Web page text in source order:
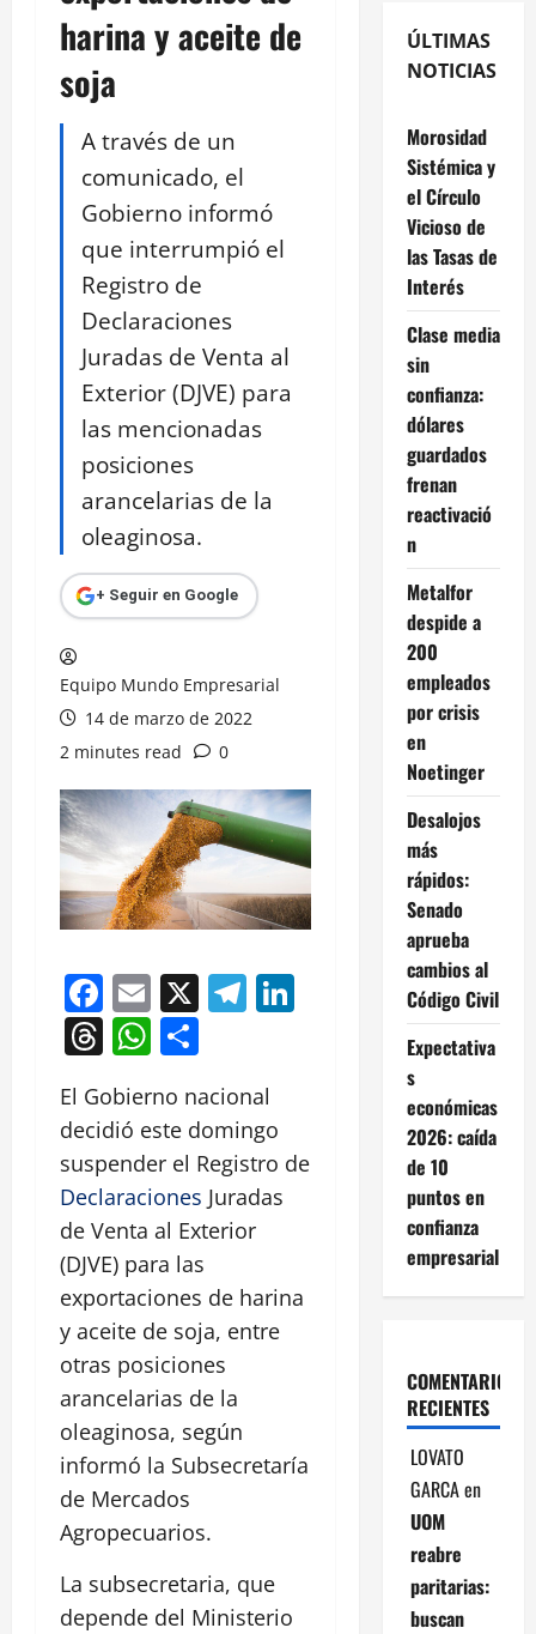
harina y aceite de
soja
A través de un
comunicado, el
Gobierno informó
que interrumpió el
Registro de
Declaraciones
Juradas de Venta al
Exterior (DJVE) para
las mencionadas
posiciones
arancelarias de la
oleaginosa.
+ Seguir en Google
Equipo Mundo Empresarial
14 de marzo de 2022
2 minutes read
0
Facebook
Email
X Telegram
LinkedIn
Threads
WhatsApp
El Gobierno nacional
decidió este domingo
suspender el Registro de
Declaraciones Juradas
de Venta al Exterior
(DJVE) para las
exportaciones de harina
y aceite de soja, entre
otras posiciones
arancelarias de la
oleaginosa, según
informó la Subsecretaría
de Mercados
Agropecuarios.
La subsecretaria, que
depende del Ministerio
ÚLTIMAS
NOTICIAS
Morosidad
Sistémica y
el Círculo
Vicioso de
las Tasas de
Interés
Clase media
sin
confianza:
dólares
guardados
frenan
reactivació
n
Metalfor
despide a
200
empleados
por crisis
en
Noetinger
Desalojos
más
rápidos:
Senado
aprueba
cambios al
Código Civil
Expectativa
s
económicas
2026: caída
de 10
puntos en
confianza
empresarial
COMENTARIOS
RECIENTES
LOVATO
GARCAen
UOM
reabre
paritarias:
buscan